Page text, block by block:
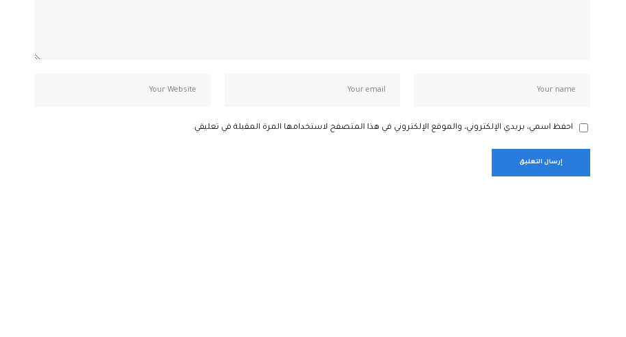
احفظ اسمي، بريدي الإلكتروني، والموقع الإلكتروني في هذا المتصفح لاستخدامها المرة المقبلة في تعليقي.